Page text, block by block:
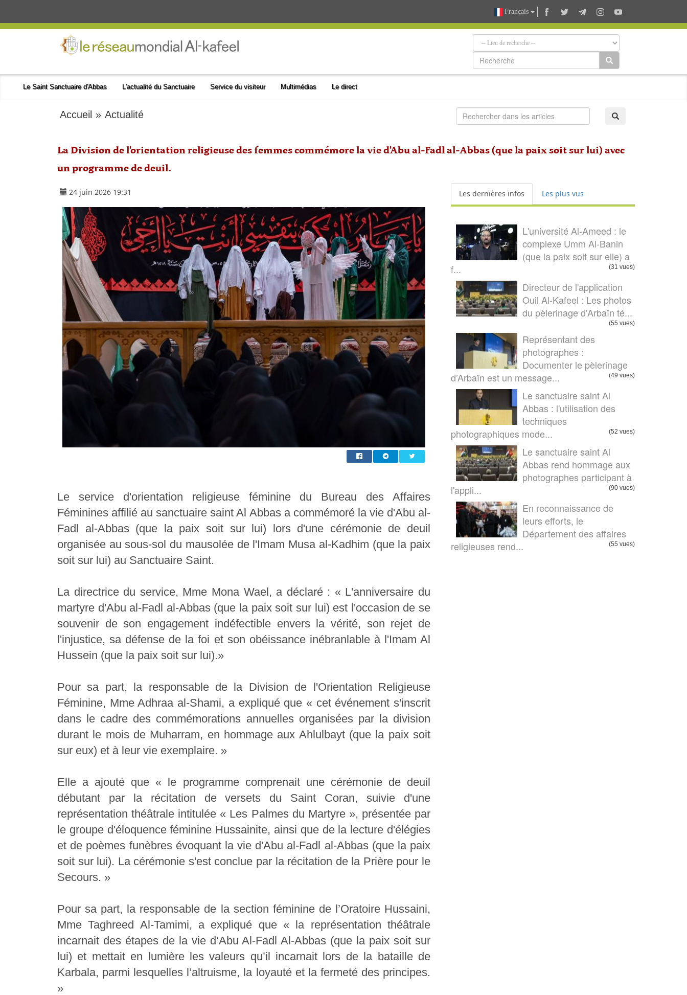
Français
Le Saint Sanctuaire d'Abbas L'actualité du Sanctuaire Service du visiteur Multimédias Le direct
Accueil »Actualité
La Division de l'orientation religieuse des femmes commémore la vie d'Abu al-Fadl al-Abbas (que la paix soit sur lui) avec
un programme de deuil.
24 juin 2026 19:31
Le service d'orientation religieuse féminine du Bureau des Affaires
Féminines affilié au sanctuaire saint Al Abbas a commémoré la vie d'Abu al-
Fadl al-Abbas (que la paix soit sur lui) lors d'une cérémonie de deuil
organisée au sous-sol du mausolée de l'Imam Musa al-Kadhim (que la paix
soit sur lui) au Sanctuaire Saint.
La directrice du service, Mme Mona Wael, a déclaré : « L'anniversaire du
martyre d'Abu al-Fadl al-Abbas (que la paix soit sur lui) est l'occasion de se
souvenir de son engagement indéfectible envers la vérité, son rejet de
l'injustice, sa défense de la foi et son obéissance inébranlable à l'Imam Al
Hussein (que la paix soit sur lui).»
Pour sa part, la responsable de la Division de l'Orientation Religieuse
Féminine, Mme Adhraa al-Shami, a expliqué que « cet événement s'inscrit
dans le cadre des commémorations annuelles organisées par la division
durant le mois de Muharram, en hommage aux Ahlulbayt (que la paix soit
sur eux) et à leur vie exemplaire. »
Elle a ajouté que « le programme comprenait une cérémonie de deuil
débutant par la récitation de versets du Saint Coran, suivie d'une
représentation théâtrale intitulée « Les Palmes du Martyre », présentée par
le groupe d'éloquence féminine Hussainite, ainsi que de la lecture d'élégies
et de poèmes funèbres évoquant la vie d'Abu al-Fadl al-Abbas (que la paix
soit sur lui). La cérémonie s'est conclue par la récitation de la Prière pour le
Secours. »
Pour sa part, la responsable de la section féminine de l’Oratoire Hussaini,
Mme Taghreed Al-Tamimi, a expliqué que « la représentation théâtrale
incarnait des étapes de la vie d’Abu Al-Fadl Al-Abbas (que la paix soit sur
lui) et mettait en lumière les valeurs qu’il incarnait lors de la bataille de
Karbala, parmi lesquelles l’altruisme, la loyauté et la fermeté des principes.
»
Les dernières infos Les plus vus
L'université Al-Ameed : le
complexe Umm Al-Banin
(que la paix soit sur elle) a
f...
(31 vues)
Directeur de l'application
Ouil Al-Kafeel : Les photos
du pèlerinage d'Arbaïn té...
(55 vues)
Représentant des
photographes :
Documenter le pèlerinage
d’Arbaïn est un message...
(49 vues)
Le sanctuaire saint Al
Abbas : l'utilisation des
techniques
photographiques mode...
(52 vues)
Le sanctuaire saint Al
Abbas rend hommage aux
photographes participant à
l'appli...
(90 vues)
En reconnaissance de
leurs efforts, le
Département des affaires
religieuses rend...
(55 vues)